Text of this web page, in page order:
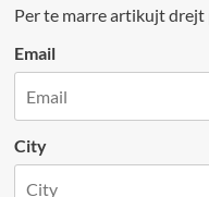
Per te marre artikujt
Email
City